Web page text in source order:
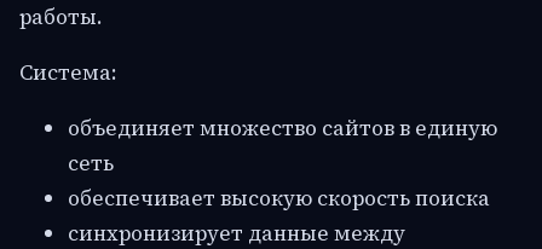
работы.
Система:
объединяет множество сайтов в единую
сеть
обеспечивает высокую скорость поиска
синхронизирует данные между